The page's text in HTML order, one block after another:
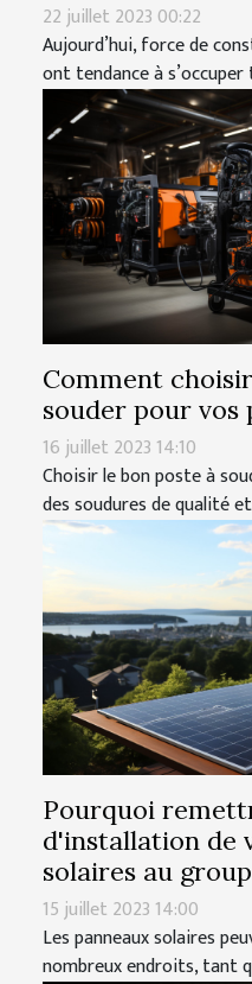
22 juillet 2023 00:22
Aujourd’hui, force de
ont tendance à s’occuper
Comment
souder pour vos
16 juillet 2023 14:10
Choisir le bon poste à
des soudures de qualité
Pourquoi
d'installation de
solaires au
15 juillet 2023 14:00
Les panneaux solaires
nombreux endroits, tant